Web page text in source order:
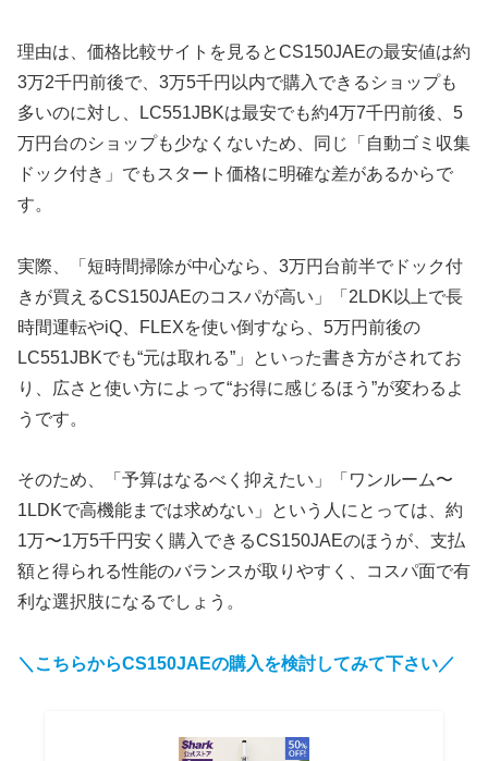
理由は、価格比較サイトを見るとCS150JAEの最安値は約
3万2千円前後で、3万5千円以内で購入できるショップも
多いのに対し、LC551JBKは最安でも約4万7千円前後、5
万円台のショップも少なくないため、同じ「自動ゴミ収集
ドック付き」でもスタート価格に明確な差があるからで
す。
実際、「短時間掃除が中心なら、3万円台前半でドック付
きが買えるCS150JAEのコスパが高い」「2LDK以上で長
時間運転やiQ、FLEXを使い倒すなら、5万円前後の
LC551JBKでも“元は取れる”」といった書き方がされてお
り、広さと使い方によって“お得に感じるほう”が変わるよ
うです。
そのため、「予算はなるべく抑えたい」「ワンルーム〜
1LDKで高機能までは求めない」という人にとっては、約
1万〜1万5千円安く購入できるCS150JAEのほうが、支払
額と得られる性能のバランスが取りやすく、コスパ面で有
利な選択肢になるでしょう。
＼こちらからCS150JAEの購入を検討してみて下さい／